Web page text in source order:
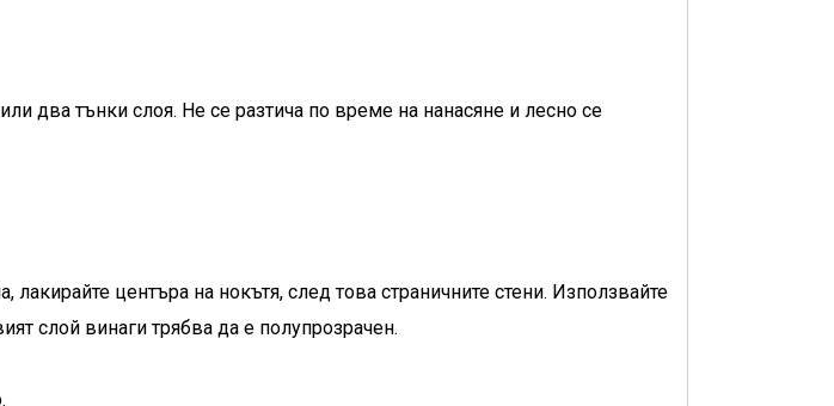
два тънки слоя. Не се разтича по време на нанасяне и лесно се
лакирайте центъра на нокътя, след това страничните стени. Използвайте
слой винаги трябва да е полупрозрачен.